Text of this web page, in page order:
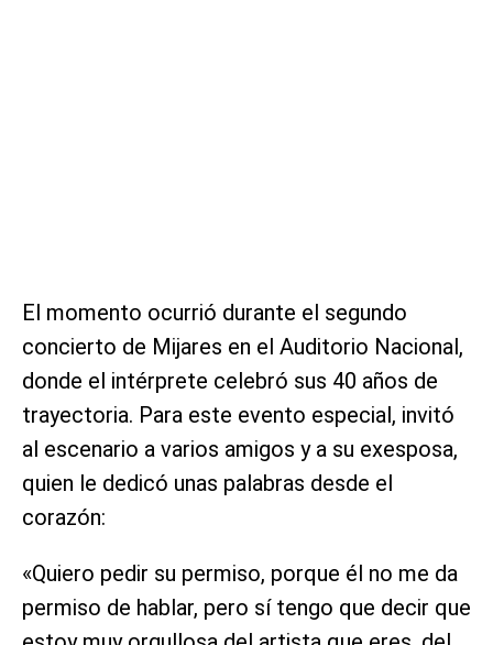
El momento ocurrió durante el segundo
concierto de Mijares en el Auditorio Nacional,
donde el intérprete celebró sus 40 años de
trayectoria. Para este evento especial, invitó
al escenario a varios amigos y a su exesposa,
quien le dedicó unas palabras desde el
corazón:
«Quiero pedir su permiso, porque él no me da
permiso de hablar, pero sí tengo que decir que